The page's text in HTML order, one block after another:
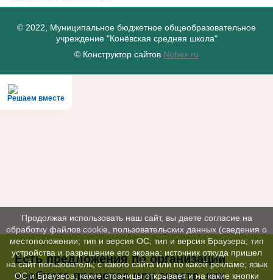
© 2022, Муниципальное бюджетное общеобразовательное
учреждение "Конёвская средняя школа"
© Конструктор сайтов Nubex.ru
Решаем вместе
Есть предложения по организации
учебного процесса или знаете, как
Продолжая использовать наш сайт, вы даете согласие на
обработку файлов cookie, пользовательских данных (сведения о
местоположении; тип и версия ОС; тип и версия Браузера; тип
устройства и разрешение его экрана; источник откуда пришел
на сайт пользователь; с какого сайта или по какой рекламе; язык
ОС и Браузера; какие страницы открывает и на какие кнопки